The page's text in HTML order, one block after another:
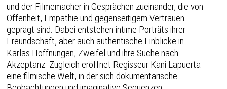
und der Filmemacher in Gesprächen zueinander, die von
Offenheit, Empathie und gegenseitigem Vertrauen
geprägt sind. Dabei entstehen intime Porträts ihrer
Freundschaft, aber auch authentische Einblicke in
Karlas Hoffnungen, Zweifel und ihre Suche nach
Akzeptanz. Zugleich eröffnet Regisseur Kani Lapuerta
eine filmische Welt, in der sich dokumentarische